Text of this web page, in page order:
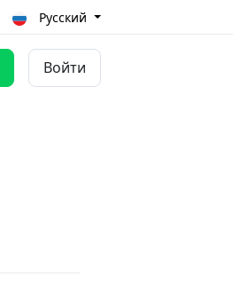
Русский
Войти